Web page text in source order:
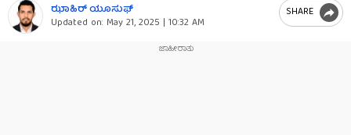
ಝಾಹಿರ್ ಯೂಸುಫ್
Updated on: May 21, 2025 | 10:32 AM
SHARE